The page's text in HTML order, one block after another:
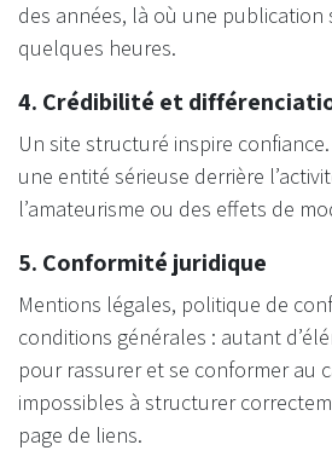
des années, là où une publication
quelques heures.
4. Crédibilité et
Un site structuré inspire
une entité sérieuse derrière
l’amateurisme ou des effets de
5. Conformité juridique
Mentions légales, politique de
conditions générales : autant
pour rassurer et se conformer au
impossibles à structurer
page de liens.